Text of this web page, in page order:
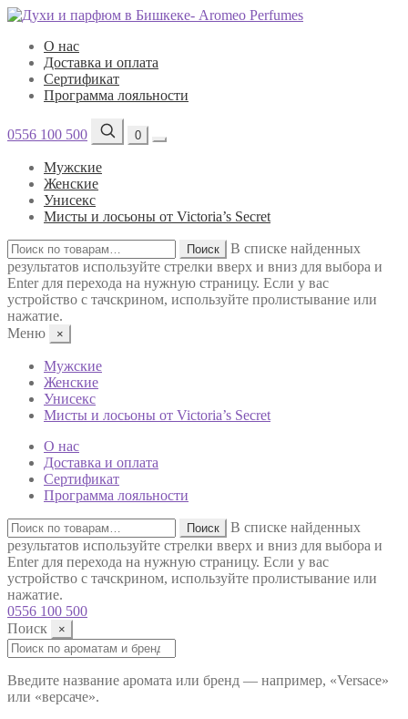
О нас
Доставка и оплата
Сертификат
Программа лояльности
0556 100 500 0
Мужские
Женские
Унисекс
Мисты и лосьоны от Victoria’s Secret
Искать:
Поиск
В списке найденных
результатов используйте стрелки вверх и вниз для выбора и
Enter для перехода на нужную страницу. Если у вас
устройство с тачскрином, используйте пролистывание или
нажатие.
Меню
×
Мужские
Женские
Унисекс
Мисты и лосьоны от Victoria’s Secret
О нас
Доставка и оплата
Сертификат
Программа лояльности
Искать:
Поиск
В списке найденных
результатов используйте стрелки вверх и вниз для выбора и
Enter для перехода на нужную страницу. Если у вас
устройство с тачскрином, используйте пролистывание или
нажатие.
0556 100 500
Поиск
×
Поиск:
Введите название аромата или бренд — например, «Versace»
или «версаче».